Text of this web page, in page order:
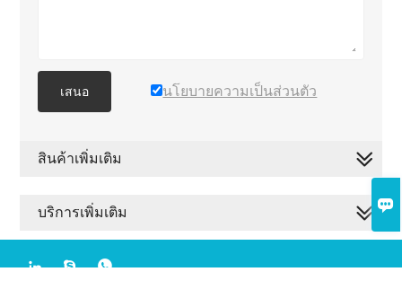

เสนอ นโยบายความเป็นส่วนตัว
สินค้าเพิ่มเติม
บริการเพิ่มเติม
  